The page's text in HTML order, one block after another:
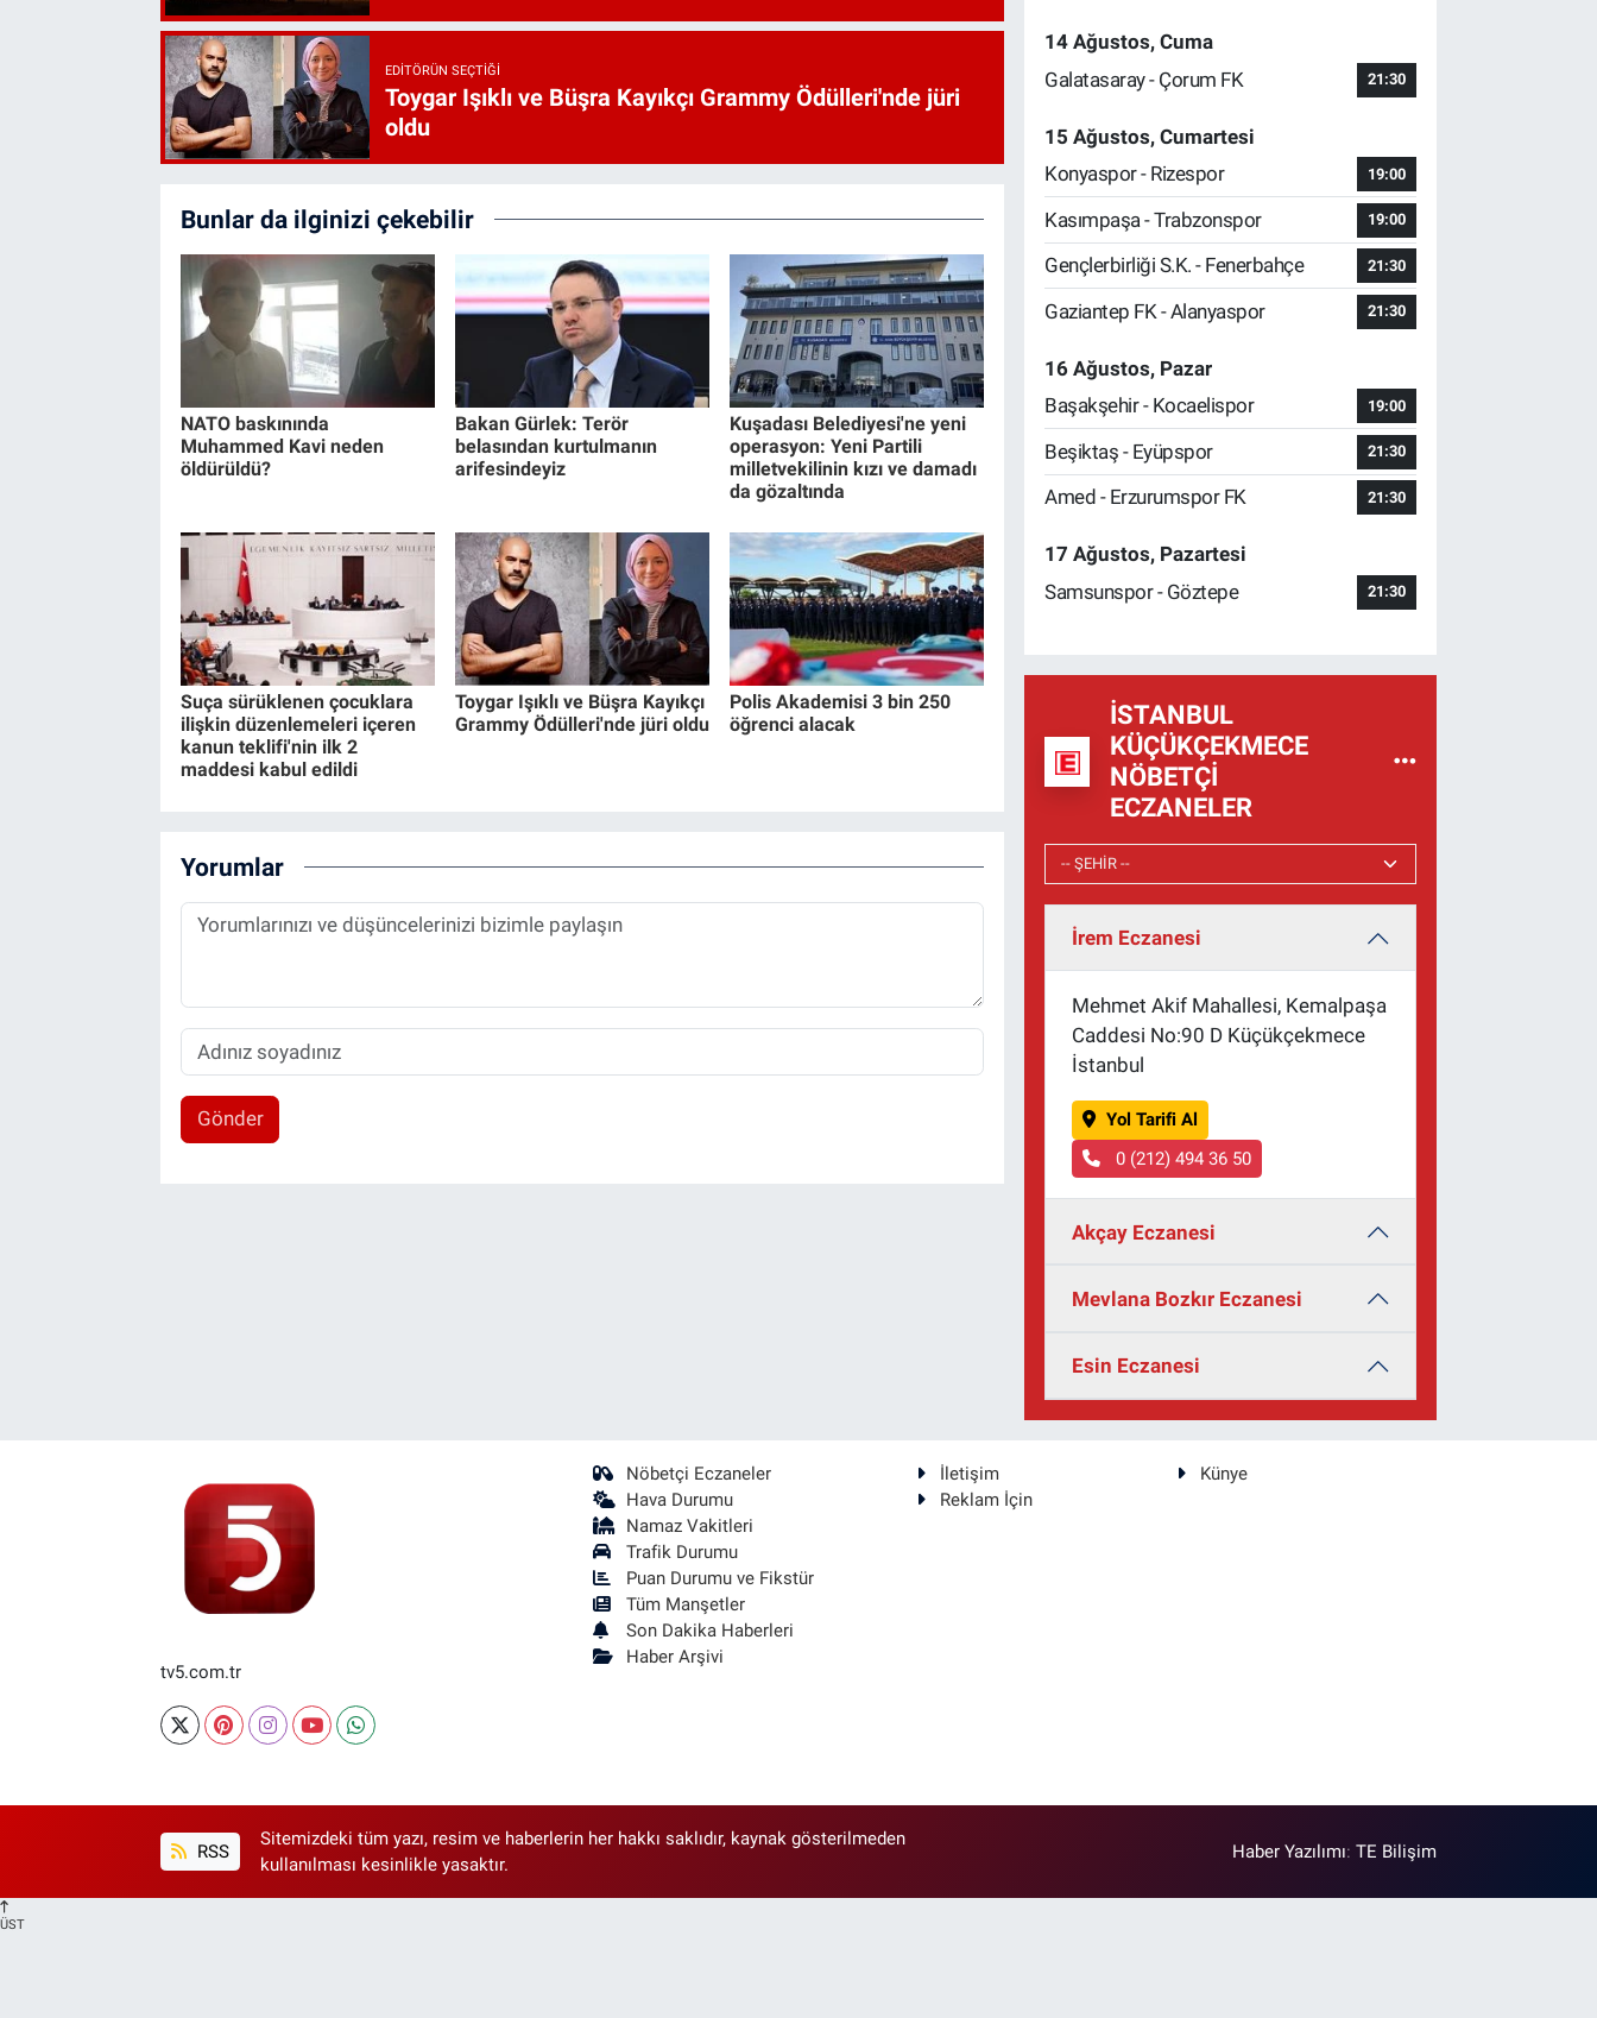
EDITÖRÜN SEÇTIĞI
Toygar Işıklı ve Büşra Kayıkçı Grammy Ödülleri'nde jüri
oldu
Bunlar da ilginizi çekebilir
NATO baskınında
Muhammed Kavi neden
öldürüldü?
Bakan Gürlek: Terör
belasından kurtulmanın
arifesindeyiz
Kuşadası Belediyesi'ne yeni
operasyon: Yeni Partili
milletvekilinin kızı ve damadı
da gözaltında
Suça sürüklenen çocuklara
ilişkin düzenlemeleri içeren
kanun teklifi'nin ilk 2
maddesi kabul edildi
Toygar Işıklı ve Büşra Kayıkçı
Grammy Ödülleri'nde jüri oldu
Polis Akademisi 3 bin 250
öğrenci alacak
Yorumlar
Gönder
14 Ağustos, Cuma
Galatasaray - Çorum FK
21:30
15 Ağustos, Cumartesi
Konyaspor - Rizespor
19:00
Kasımpaşa - Trabzonspor 19:00
Gençlerbirliği S.K. - Fenerbahçe 21:30
Gaziantep FK - Alanyaspor 21:30
16 Ağustos, Pazar
Başakşehir - Kocaelispor
19:00
Beşiktaş - Eyüpspor 21:30
Amed - Erzurumspor FK 21:30
17 Ağustos, Pazartesi
Samsunspor - Göztepe
21:30
İSTANBUL
KÜÇÜKÇEKMECE
NÖBETÇI
ECZANELER
İrem Eczanesi
Mehmet Akif Mahallesi, Kemalpaşa
Caddesi No:90 D Küçükçekmece
İstanbul
Yol Tarifi Al
0 (212) 494 36 50
Akçay Eczanesi
Mevlana Bozkır Eczanesi
Esin Eczanesi
tv5.com.tr
Nöbetçi Eczaneler
Hava Durumu
Namaz Vakitleri
Trafik Durumu
Puan Durumu ve Fikstür
Tüm Manşetler
Son Dakika Haberleri
Haber Arşivi
İletişim
Künye
Reklam İçin
RSS
Sitemizdeki tüm yazı, resim ve haberlerin her hakkı saklıdır, kaynak gösterilmeden
kullanılması kesinlikle yasaktır.
Haber Yazılımı:TE Bilişim
ÜST